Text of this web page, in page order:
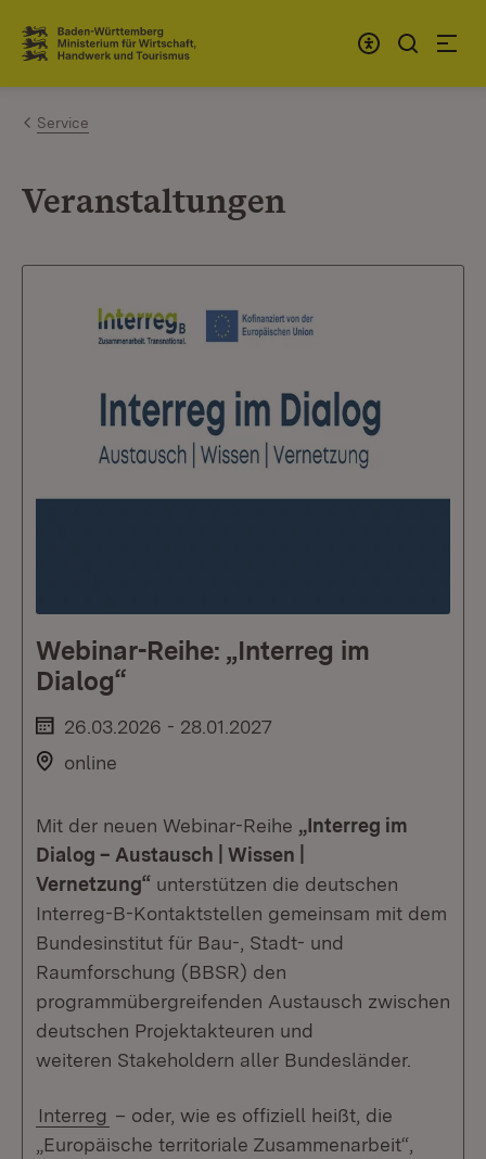
Zum Inhalt springen
Link zur Startseite
Service
Veranstaltungen
Webinar-Reihe: „Interreg im
Dialog“
26.03.2026 - 28.01.2027
online
Mit der neuen Webinar-Reihe „Interreg im
Dialog – Austausch | Wissen |
Vernetzung“ unterstützen die deutschen
Interreg-B-Kontaktstellen gemeinsam mit dem
Bundesinstitut für Bau-, Stadt- und
Raumforschung (BBSR) den
programmübergreifenden Austausch zwischen
deutschen Projektakteuren und
weiteren Stakeholdern aller Bundesländer.
Interreg – oder, wie es offiziell heißt, die
„Europäische territoriale Zusammenarbeit“,